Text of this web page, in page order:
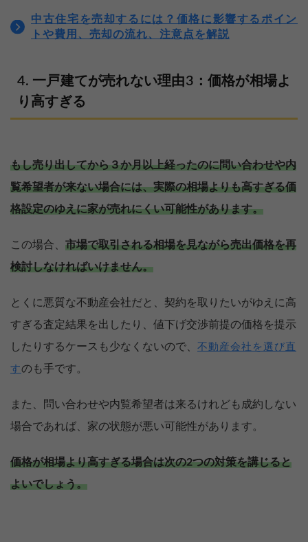
中古住宅を売却するには？価格に影響するポイン
トや費用、売却の流れ、注意点を解説
一戸建てが売れない理由3：価格が相場よ
り高すぎる
もし売り出してから３か月以上経ったのに問い合わせや内
覧希望者が来ない場合には、実際の相場よりも高すぎる価
格設定のゆえに家が売れにくい可能性があります。
この場合、 市場で取引される相場を見ながら売出価格を再
検討しなければいけません。
とくに悪質な不動産会社だと、契約を取りたいがゆえに高
すぎる査定結果を出したり、値下げ交渉前提の価格を提示
したりするケースも少なくないので、 不動産会社を選び直
すのも手です。
また、問い合わせや内覧希望者は来るけれども成約しない
場合であれば、家の状態が悪い可能性があります。
価格が相場より高すぎる場合は次の2つの対策を講じると
よいでしょう。